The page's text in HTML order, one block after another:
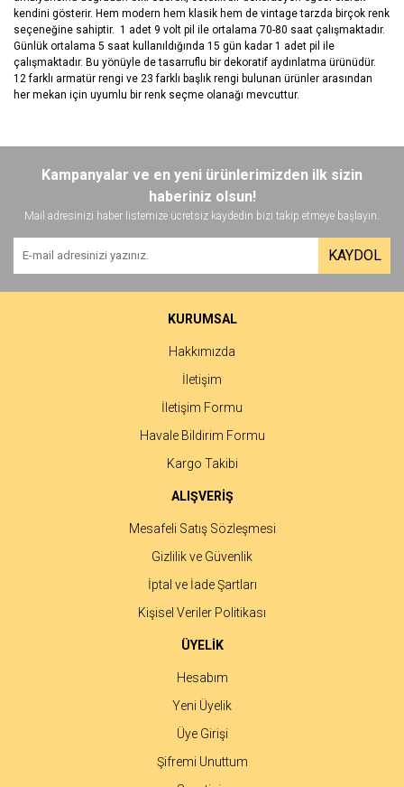
kendini gösterir. Hem modern hem klasik hem de vintage tarzda birçok renk
seçeneğine sahiptir. 1 adet 9 volt pil ile ortalama 70-80 saat çalışmaktadır.
Günlük ortalama 5 saat kullanıldığında 15 gün kadar 1 adet pil ile
çalışmaktadır. Bu yönüyle de tasarruflu bir dekoratif aydınlatma ürünüdür.
12 farklı armatür rengi ve 23 farklı başlık rengi bulunan ürünler arasından
her mekan için uyumlu bir renk seçme olanağı mevcuttur.
Bu ürüne ilk yorumu siz yapın!
Yorum Yaz
tarafımıza iletebilirsiniz.
Görüş ve önerileriniz için teşekkür ederiz.
Ürün resmi kalitesiz, bozuk veya görüntülenemiyor.
Ürün açıklamasında eksik bilgiler bulunuyor.
Ürün fiyatı diğer sitelerden daha pahalı.
Gönder
Kampanyalar ve en yeni ürünlerimizden ilk sizin
haberiniz olsun!
Mail adresinizi haber listemize ücretsiz kaydedin bizi takip etmeye başlayın.
KAYDOL
KURUMSAL
Hakkımızda
İletişim
İletişim Formu
Havale Bildirim Formu
Kargo Takibi
ALIŞVERİŞ
Mesafeli Satış Sözleşmesi
Gizlilik ve Güvenlik
İptal ve İade Şartları
Kişisel Veriler Politikası
ÜYELİK
Hesabım
Yeni Üyelik
Üye Girişi
Şifremi Unuttum